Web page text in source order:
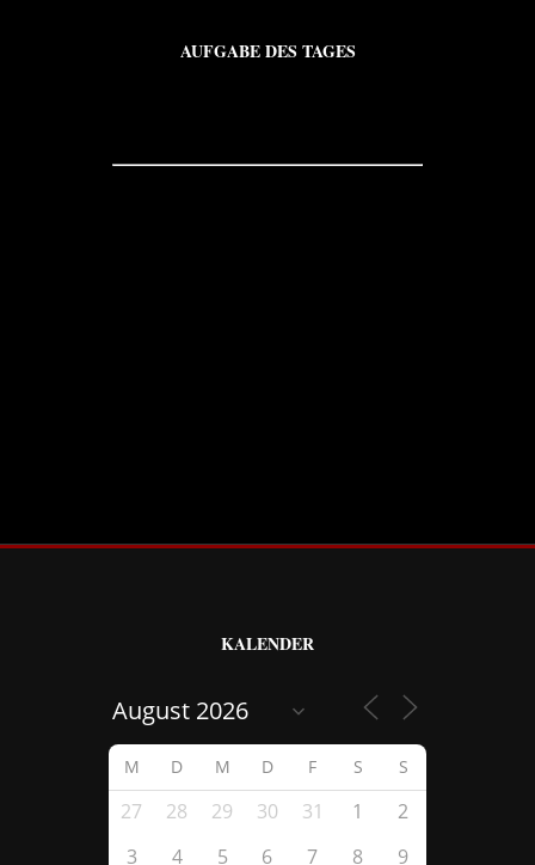
AUFGABE DES TAGES
KALENDER
M D M D F S S
27 28 29 30 31 1
2
3
4 5 6 7 8 9